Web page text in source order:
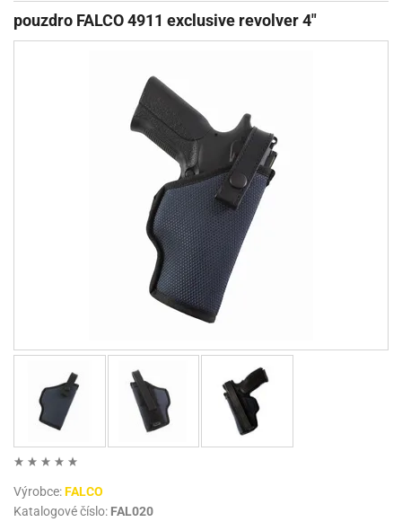
OPTIKA
STŘELIVO
DETEKTORY KOVŮ
pouzdro FALCO 4911 exclusive revolver 4"
Výrobce:FALCO
Katalogové číslo: FAL020